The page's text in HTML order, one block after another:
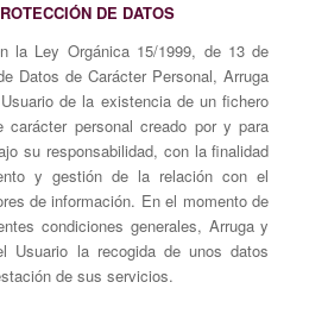
DE DATOS
la Ley Orgánica 15/1999, de 13 de
Datos de Carácter Personal, Arruga
de la existencia de un fichero
carácter personal creado por y para
su responsabilidad, con la finalidad
y gestión de la relación con el
de información. En el momento de
condiciones generales, Arruga y
Usuario la recogida de unos datos
de sus servicios.